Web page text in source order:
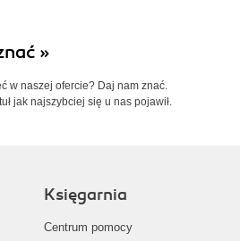
»
w naszej ofercie? Daj nam znać.
jak najszybciej się u nas pojawił.
Księgarnia
Centrum pomocy